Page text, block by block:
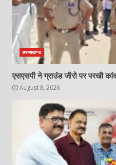
उत्तराखण्ड
एसएसपी ने ग्राउंड जीरो पर परखी
August 8, 2026